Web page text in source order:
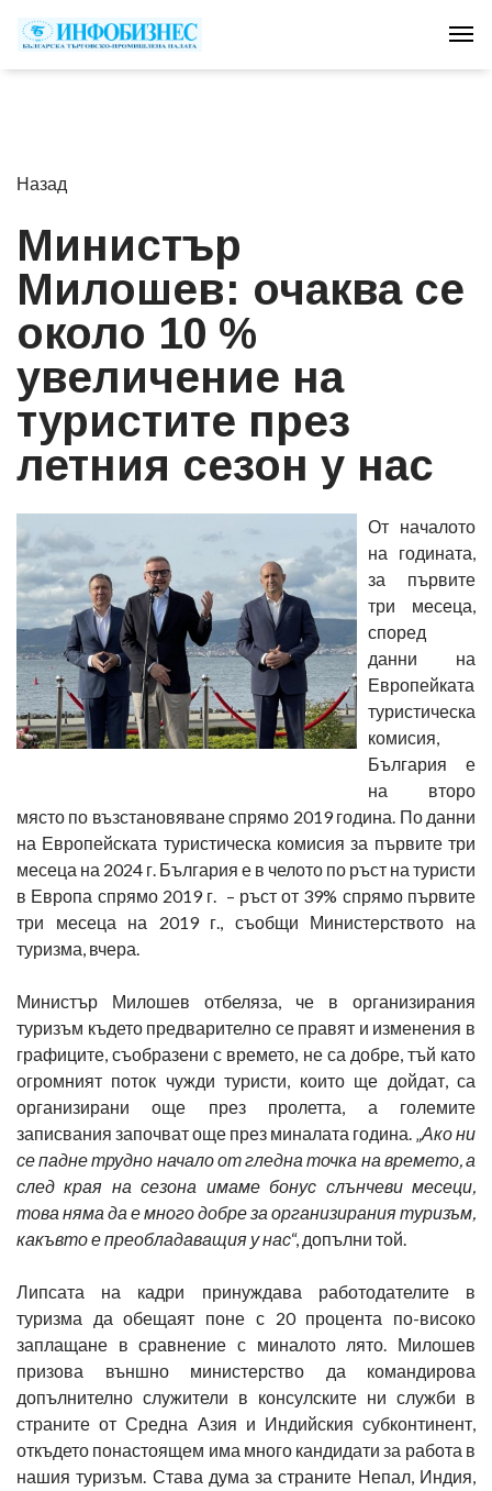
Назад
Министър
Милошев: очаква се
около 10 %
увеличение на
туристите през
летния сезон у нас
От началото
на годината,
за първите
три месеца,
според
данни на
Европейката
туристическа
комисия,
България е
на второ
място по възстановяване спрямо 2019 година. По данни
на Европейската туристическа комисия за първите три
месеца на 2024 г. България е в челото по ръст на туристи
в Европа спрямо 2019 г. – ръст от 39% спрямо първите
три месеца на 2019 г., съобщи Министерството на
туризма, вчера.
Министър Милошев отбеляза, че в организирания
туризъм където предварително се правят и изменения в
графиците, съобразени с времето, не са добре, тъй като
огромният поток чужди туристи, които ще дойдат, са
организирани още през пролетта, а големите
записвания започват още през миналата година. „Ако ни
се падне трудно начало от гледна точка на времето, а
след края на сезона имаме бонус слънчеви месеци,
това няма да е много добре за организирания туризъм,
какъвто е преобладаващия у нас“, допълни той.
Липсата на кадри принуждава работодателите в
туризма да обещаят поне с 20 процента по-високо
заплащане в сравнение с миналото лято. Милошев
призова външно министерство да командирова
допълнително служители в консулските ни служби в
страните от Средна Азия и Индийския субконтинент,
откъдето понастоящем има много кандидати за работа в
нашия туризъм. Става дума за страните Непал, Индия,